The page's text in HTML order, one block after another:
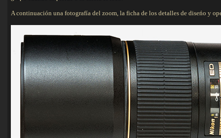
A continuación una fotografía del zoom, la ficha de los detalles de diseńo y